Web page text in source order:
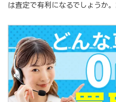
は査定で有利になるでしょうか